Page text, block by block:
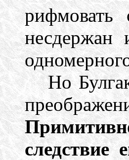
рифмовать
несдержан
Но
следствие